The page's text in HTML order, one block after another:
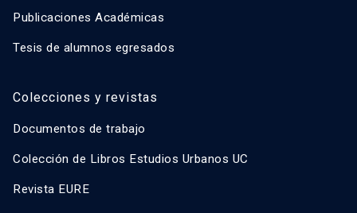
Publicaciones Académicas
Tesis de alumnos egresados
Colecciones y revistas
Documentos de trabajo
Colección de Libros Estudios Urbanos UC
Revista EURE